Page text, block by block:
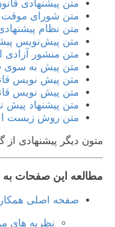
متن پیشنهادی قانون
متن شورای موقت
متن نظام
متن پیش‌نویس
متن منشور آزادی
متن پیش به سوی
متن پیش نویس
متن پیش نویس
متن پیشنهاد
متن روش زیست
متون دیگر پیشنهادی
مطالعه این صفحات
صفحه اصلی
نظریه های